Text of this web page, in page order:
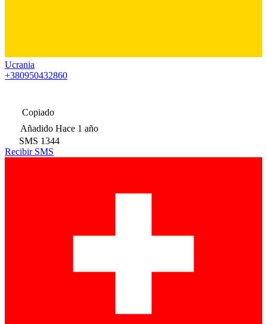
Ucrania
+380950432860
Copiado
Añadido Hace 1 año
SMS 1344
Recibir SMS